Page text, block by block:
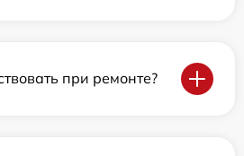
при ремонте?